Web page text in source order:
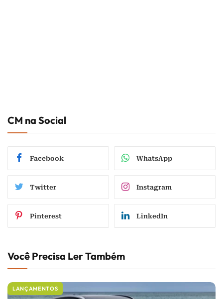
CM na Social
Facebook WhatsApp
Twitter Instagram
Pinterest LinkedIn
Você Precisa Ler Também
LANÇAMENTOS